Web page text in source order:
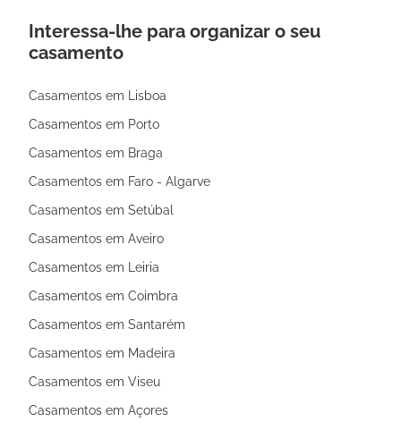
Interessa-lhe para organizar o seu
casamento
Casamentos em Lisboa
Casamentos em Porto
Casamentos em Braga
Casamentos em Faro - Algarve
Casamentos em Setúbal
Casamentos em Aveiro
Casamentos em Leiria
Casamentos em Coimbra
Casamentos em Santarém
Casamentos em Madeira
Casamentos em Viseu
Casamentos em Açores